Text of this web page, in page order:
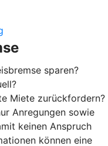
sparen?
Miete zurückfordern?
Anregungen sowie
keinen Anspruch
können eine